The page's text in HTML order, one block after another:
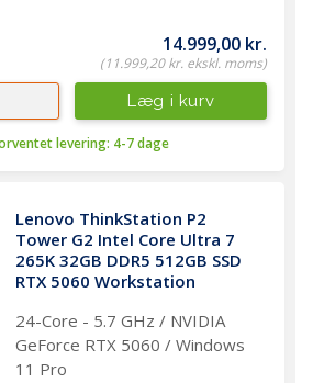
14.999,00 kr.
(11.999,20 kr. ekskl. moms)
levering: 4-7 dage
Læg i kurv
Lenovo ThinkStation P2
Tower G2 Intel Core Ultra 7
265K 32GB DDR5 512GB SSD
RTX 5060 Workstation
24-Core - 5.7 GHz / NVIDIA
GeForce RTX 5060 / Windows
11 Pro